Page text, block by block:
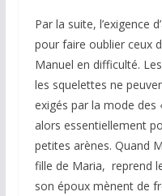
Par la suite, l’exigence
pour faire oublier ceux
Manuel en difficulté.
les squelettes ne
exigés par la mode des
alors essentiellement
petites arènes. Quand
fille de Maria, reprend
son époux mènent de